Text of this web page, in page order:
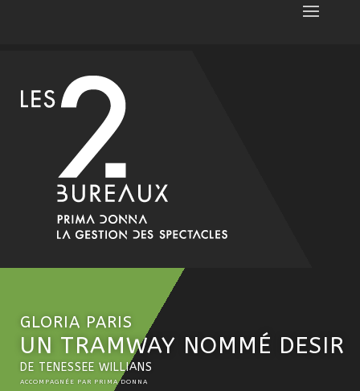
GLORIA PARIS
UN TRAMWAY NOMMÉ DESIR
DE TENESSEE WILLIANS
ACCOMPAGNÉE PAR PRIMA DONNA